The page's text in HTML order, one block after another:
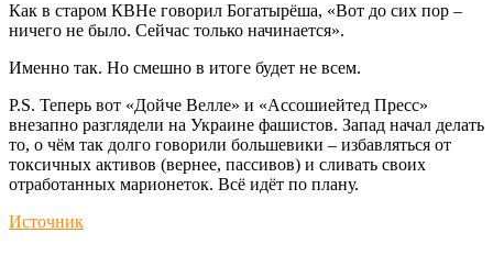
Как в старом КВНе говорил Богатырёша, «Вот до сих пор –
ничего не было. Сейчас только начинается».
Именно так. Но смешно в итоге будет не всем.
P.S. Теперь вот «Дойче Велле» и «Ассошиейтед Пресс»
внезапно разглядели на Украине фашистов. Запад начал делать
то, о чём так долго говорили большевики – избавляться от
токсичных активов (вернее, пассивов) и сливать своих
отработанных марионеток. Всё идёт по плану.
Источник